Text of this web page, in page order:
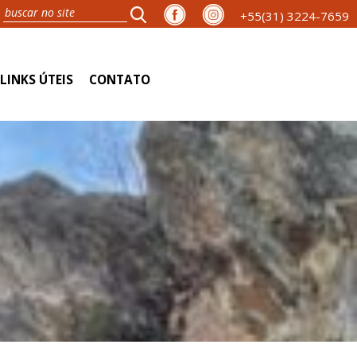
+55(31) 3224-7659
LINKS ÚTEIS CONTATO